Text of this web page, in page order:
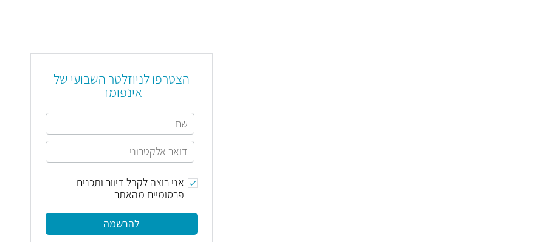
הצטרפו לניוזלטר השבועי של
אינפומד
אני רוצה לקבל דיוור ותכנים
פרסומיים מהאתר
להרשמה